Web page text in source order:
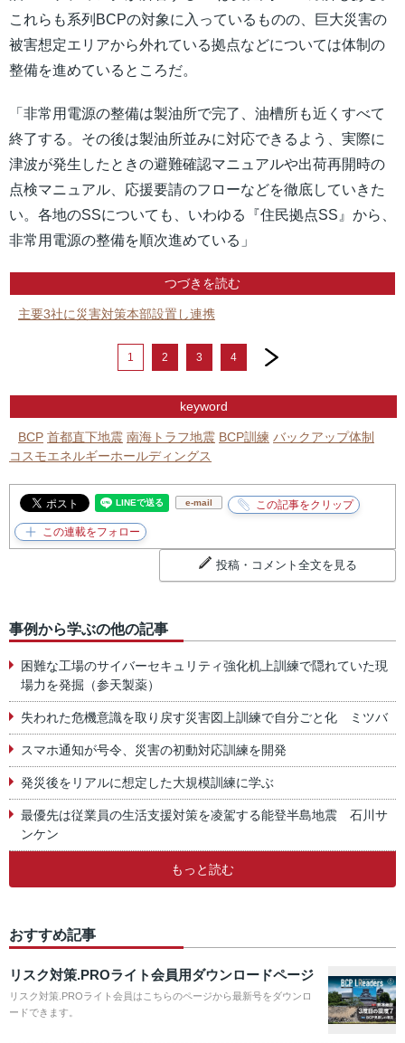
これらも系列BCPの対象に入っているものの、巨大災害の
被害想定エリアから外れている拠点などについては体制の
整備を進めているところだ。
「非常用電源の整備は製油所で完了、油槽所も近くすべて
終了する。その後は製油所並みに対応できるよう、実際に
津波が発生したときの避難確認マニュアルや出荷再開時の
点検マニュアル、応援要請のフローなどを徹底していきた
い。各地のSSについても、いわゆる『住民拠点SS』から、
非常用電源の整備を順次進めている」
つづきを読む
主要3社に災害対策本部設置し連携
1 2 3 4
next
keyword
BCP 首都直下地震 南海トラフ地震 BCP訓練 バックアップ体制
コスモエネルギーホールディングス
e-mail
投稿・コメント全文を見る
事例から学ぶの他の記事
困難な工場のサイバーセキュリティ強化机上訓練で隠れていた現
場力を発掘（参天製薬）
失われた危機意識を取り戻す災害図上訓練で自分ごと化 ミツバ
スマホ通知が号令、災害の初動対応訓練を開発
発災後をリアルに想定した大規模訓練に学ぶ
最優先は従業員の生活支援対策を凌駕する能登半島地震 石川サ
ンケン
もっと読む
おすすめ記事
リスク対策.PROライト会員用ダウンロードページ
リスク対策.PROライト会員はこちらのページから最新号をダウンロ
ードできます。